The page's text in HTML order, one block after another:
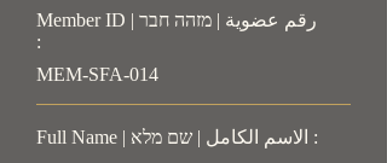
Member ID | رقم عضوية | מזהה חבר
:
MEM-SFA-014
Full Name | الاسم الكامل | שם מלא :